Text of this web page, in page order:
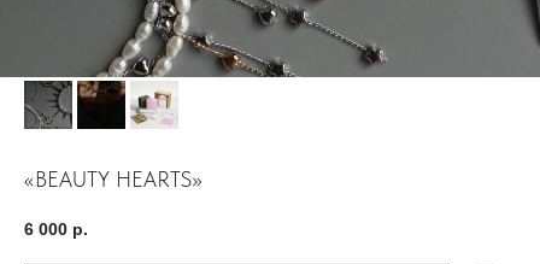
«BEAUTY HEARTS»
6 000 р.